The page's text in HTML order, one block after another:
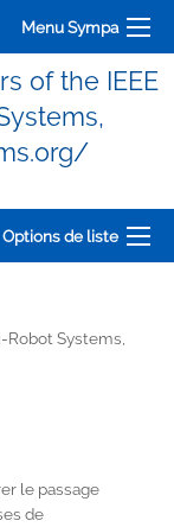
Menu Sympa
of the IEEE
Options de liste
Robot Systems,
le passage
de